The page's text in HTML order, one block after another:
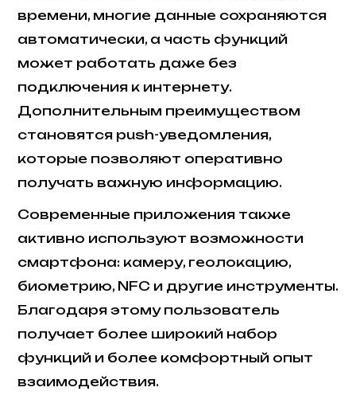
времени, многие данные сохраняются
автоматически, а часть функций
может работать даже без
подключения к интернету.
Дополнительным преимуществом
становятся push-уведомления,
которые позволяют оперативно
получать важную информацию.
Современные приложения также
активно используют возможности
смартфона: камеру, геолокацию,
биометрию, NFC и другие инструменты.
Благодаря этому пользователь
получает более широкий набор
функций и более комфортный опыт
взаимодействия.